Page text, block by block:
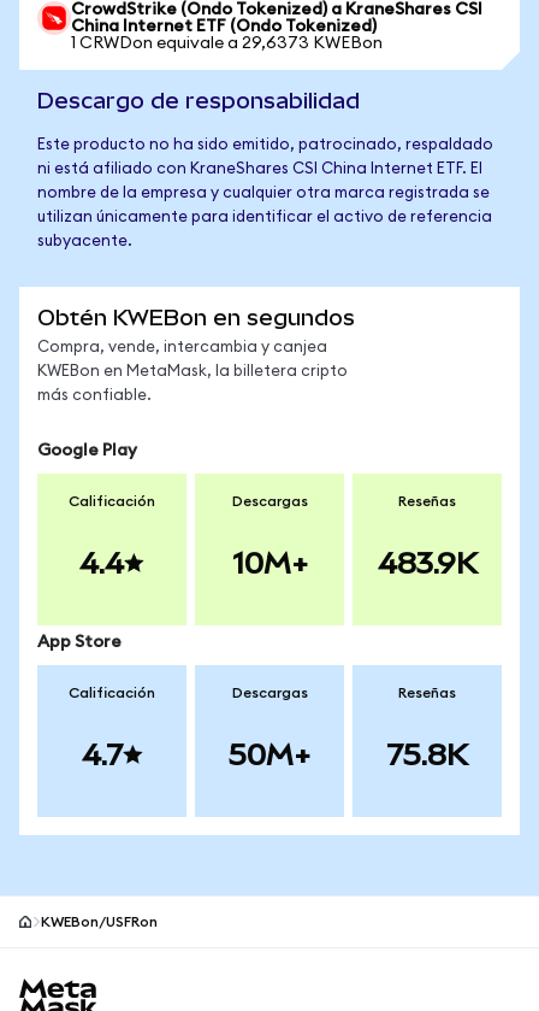
CrowdStrike (Ondo Tokenized) a KraneShares CSI
China Internet ETF (Ondo Tokenized)
1 CRWDon equivale a 29,6373 KWEBon
Descargo de responsabilidad
Este producto no ha sido emitido, patrocinado, respaldado
ni está afiliado con KraneShares CSI China Internet ETF. El
nombre de la empresa y cualquier otra marca registrada se
utilizan únicamente para identificar el activo de referencia
subyacente.
Obtén KWEBon en segundos
Compra, vende, intercambia y canjea
KWEBon en MetaMask, la billetera cripto
más confiable.
Google Play
Calificación
4.4
Descargas
10M+
Reseñas
483.9K
App Store
Calificación
4.7
Descargas
50M+
Reseñas
75.8K
KWEBon/USFRon